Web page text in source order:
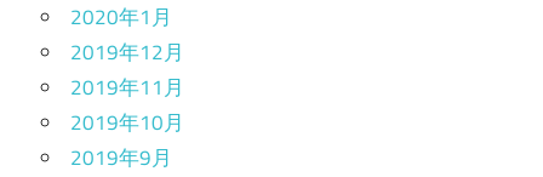
2020年1月
2019年12月
2019年11月
2019年10月
2019年9月